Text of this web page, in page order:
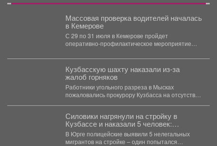
Массовая проверка водителей началась
в Кемерове
С 29 по 31 июля в Кемерове пройдет
оперативно-профилактическое мероприятие
Кузбасскую шахту наказали из-за
жалоб горняков
Работники угольного разреза в Мысках
пожаловались прокурору Кузбасса на отсутствие
Силовики нагрянули на стройку в
Кузбассе и наказали 5 человек:
подробности
В Юрге полицейские выявили 5 нелегальных
мигрантов на стройке – один попытался